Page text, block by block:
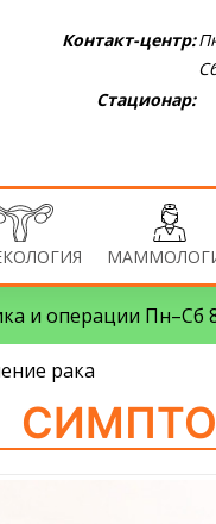
Контакт-центр:
Стационар:
и операции Пн–Сб
рака